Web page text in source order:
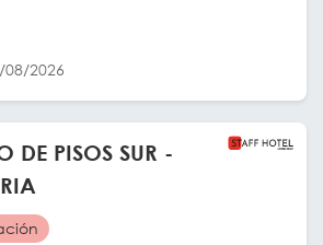
2026
DE PISOS SUR -